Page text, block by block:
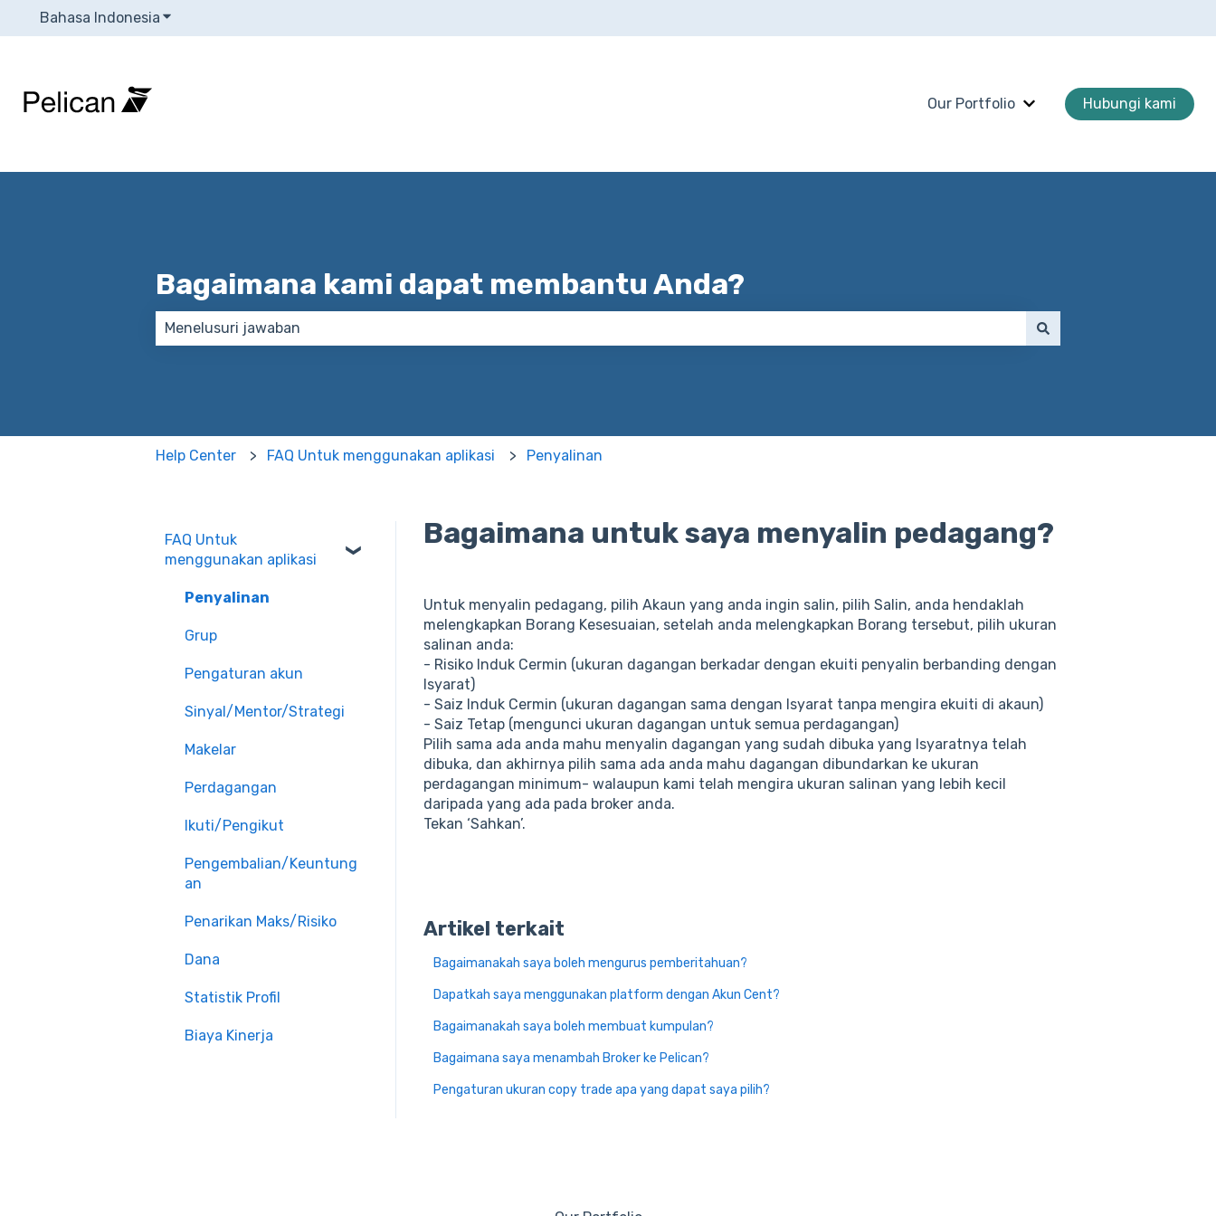
Bahasa Indonesia Tampilkan submenu untuk terjemahan
Our Portfolio
Tampilkan submenu untuk
Hubungi kami
Bagaimana kami dapat membantu Anda?
Help Center FAQ Untuk menggunakan aplikasi Penyalinan
Bagaimana untuk saya menyalin pedagang?
Untuk menyalin pedagang, pilih Akaun yang anda ingin salin, pilih Salin, anda hendaklah
melengkapkan Borang Kesesuaian, setelah anda melengkapkan Borang tersebut, pilih ukuran
salinan anda:
- Risiko Induk Cermin (ukuran dagangan berkadar dengan ekuiti penyalin berbanding dengan
Isyarat)
- Saiz Induk Cermin (ukuran dagangan sama dengan Isyarat tanpa mengira ekuiti di akaun)
- Saiz Tetap (mengunci ukuran dagangan untuk semua perdagangan)
Pilih sama ada anda mahu menyalin dagangan yang sudah dibuka yang Isyaratnya telah
dibuka, dan akhirnya pilih sama ada anda mahu dagangan dibundarkan ke ukuran
perdagangan minimum- walaupun kami telah mengira ukuran salinan yang lebih kecil
daripada yang ada pada broker anda.
Tekan ‘Sahkan’.
Artikel terkait
Bagaimanakah saya boleh mengurus pemberitahuan?
Dapatkah saya menggunakan platform dengan Akun Cent?
Bagaimanakah saya boleh membuat kumpulan?
Bagaimana saya menambah Broker ke Pelican?
Pengaturan ukuran copy trade apa yang dapat saya pilih?
FAQ Untuk
menggunakan aplikasi
Penyalinan
Grup
Pengaturan akun
Sinyal/Mentor/Strategi
Makelar
Perdagangan
Ikuti/Pengikut
Pengembalian/Keuntung
an
Penarikan Maks/Risiko
Dana
Statistik Profil
Biaya Kinerja